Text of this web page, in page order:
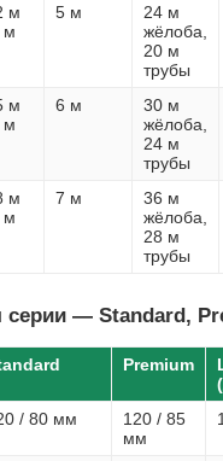
м
м
5 м
24 м
жёлоба,
20 м
трубы
м
м
6 м
30 м
жёлоба,
24 м
трубы
м
м
7 м
36 м
жёлоба,
28 м
трубы
— Standard,
Premium
/ 80 мм
120 / 85
мм